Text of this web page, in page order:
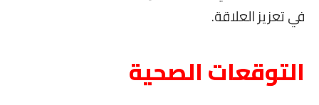
في تعزيز العلاقة.
التوقعات الصحية